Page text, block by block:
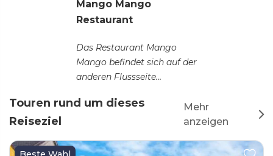
Mango Mango
Restaurant
Das Restaurant Mango
Mango befindet sich auf der
anderen Flussseite
Touren rund um dieses
Reiseziel
Mehr
anzeigen